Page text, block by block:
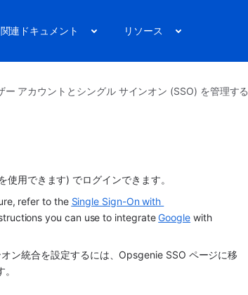
関連ドキュメント リソース
アカウントとシングル サインオン (SSO) を管理する
用できます) でログインできます。
refer to the Single Sign-On with
you can use to integrate Google with
ン統合を設定するには、Opsgenie SSO ページに移